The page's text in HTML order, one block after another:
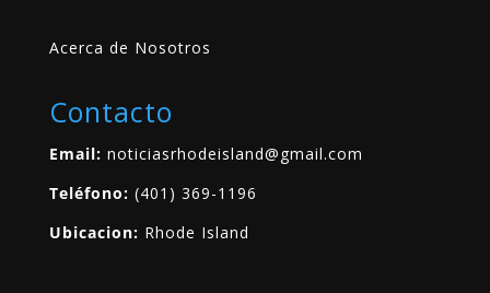
Acerca de Nosotros
Contacto
Email: noticiasrhodeisland@gmail.com
Teléfono: (401) 369-1196
Ubicacion: Rhode Island